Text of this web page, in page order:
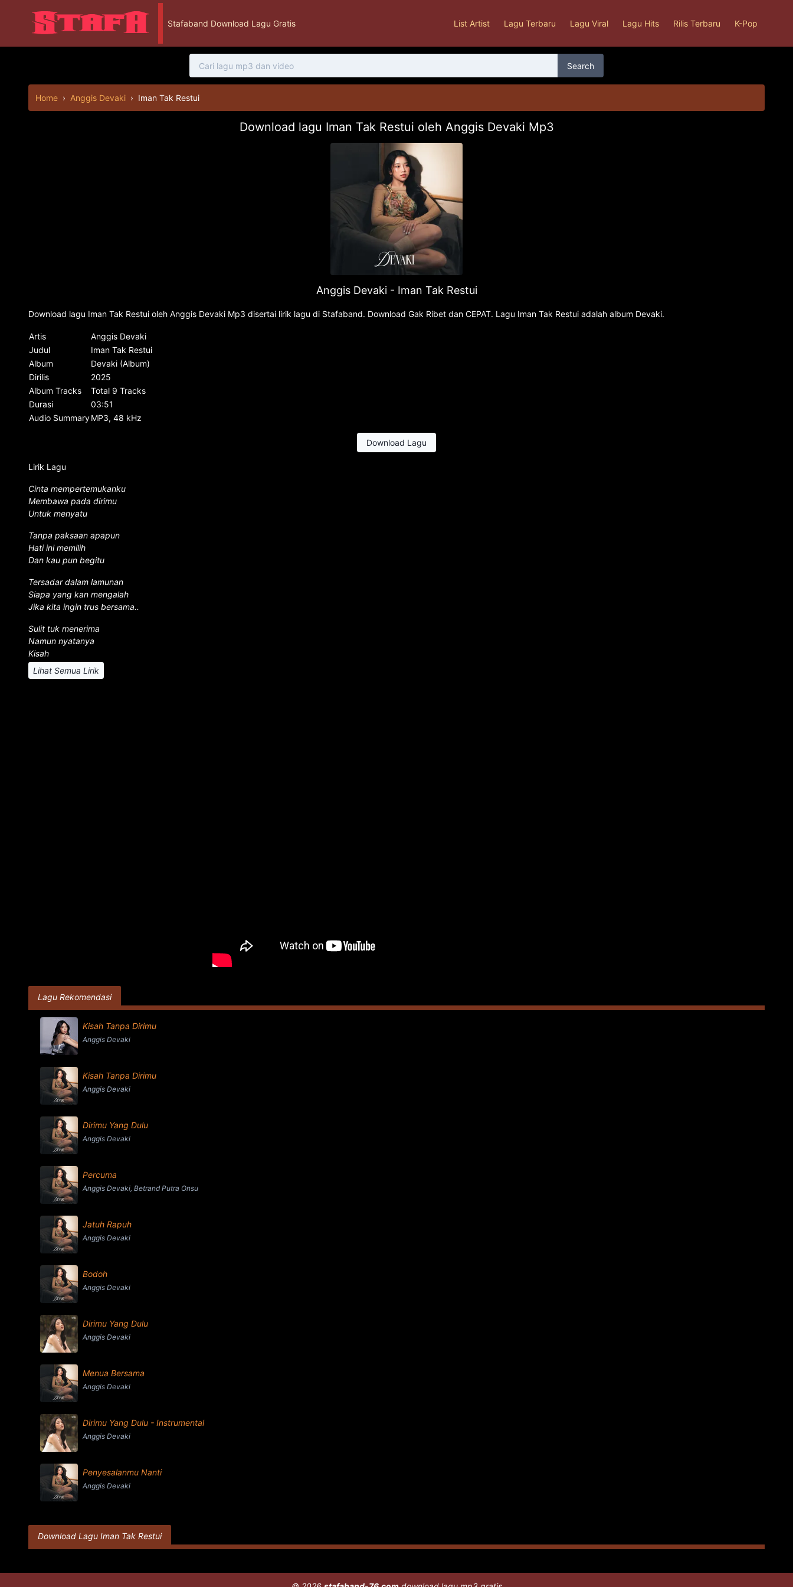
Stafaband Download Lagu Gratis List Artist Lagu Terbaru Lagu Viral Lagu Hits Rilis Terbaru K-Pop
Search
Home › Anggis Devaki › Iman Tak Restui
Download lagu Iman Tak Restui oleh Anggis Devaki Mp3
Anggis Devaki - Iman Tak Restui
Download lagu Iman Tak Restui oleh Anggis Devaki Mp3 disertai lirik lagu di Stafaband. Download Gak Ribet dan CEPAT. Lagu Iman Tak Restui adalah album Devaki.
Artis
Anggis Devaki
Judul
Iman Tak Restui
Album
Devaki (Album)
Dirilis
2025
Album Tracks
Total 9 Tracks
Durasi
03:51
Audio SummaryMP3, 48 kHz
Download Lagu
Lirik Lagu
Cinta mempertemukanku
Membawa pada dirimu
Untuk menyatu
Tanpa paksaan apapun
Hati ini memilih
Dan kau pun begitu
Tersadar dalam lamunan
Siapa yang kan mengalah
Jika kita ingin trus bersama..
Sulit tuk menerima
Namun nyatanya
Kisah
Lihat Semua Lirik
Lagu Rekomendasi
Kisah Tanpa Dirimu
Anggis Devaki
Kisah Tanpa Dirimu
Anggis Devaki
Dirimu Yang Dulu
Anggis Devaki
Percuma
Anggis Devaki, Betrand Putra Onsu
Jatuh Rapuh
Anggis Devaki
Bodoh
Anggis Devaki
Dirimu Yang Dulu
Anggis Devaki
Menua Bersama
Anggis Devaki
Dirimu Yang Dulu - Instrumental
Anggis Devaki
Penyesalanmu Nanti
Anggis Devaki
Download Lagu Iman Tak Restui